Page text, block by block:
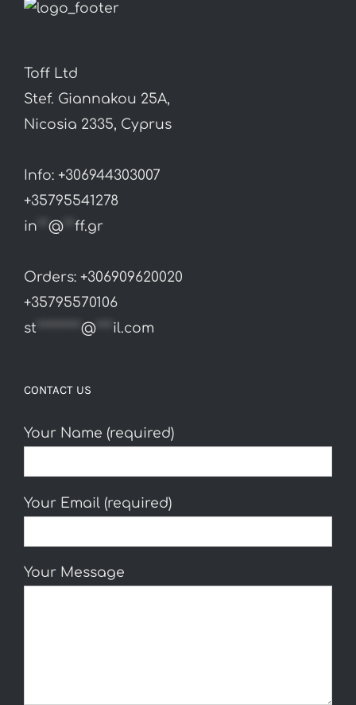
Toff Ltd
Stef. Giannakou 25A,
Nicosia 2335, Cyprus
Info: +306944303007
+35795541278
in
@ ff.gr
Orders: +306909620020
+35795570106
st ******** @ *** il.com
CONTACT US
Your Name (required)
Your Email (required)
Your Message